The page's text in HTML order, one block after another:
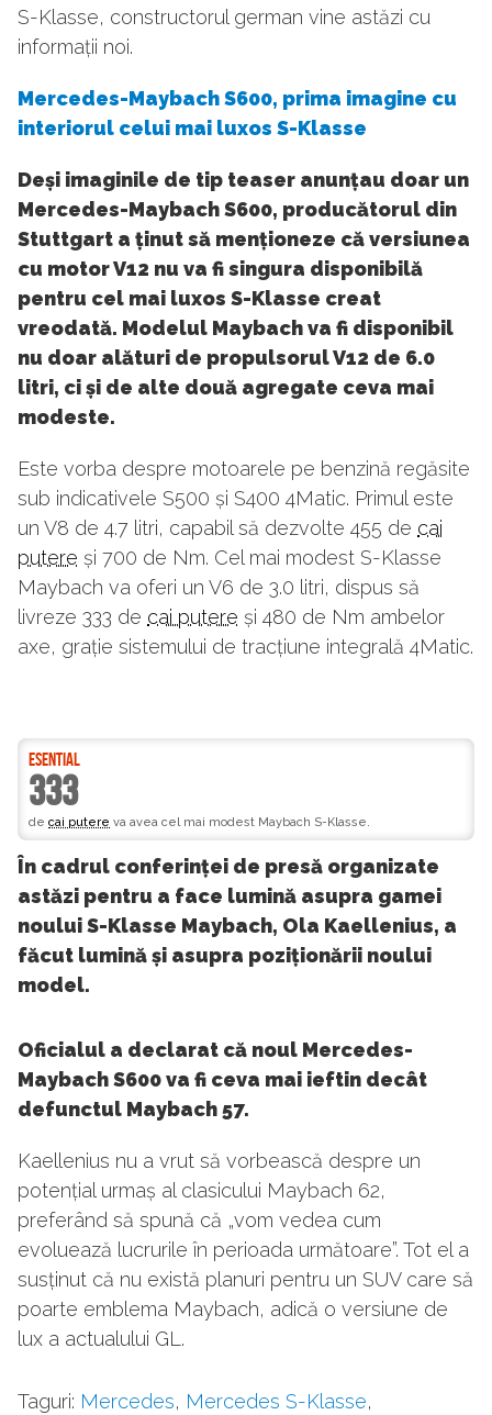
S-Klasse, constructorul german vine astăzi cu
informații noi.
Mercedes-Maybach S600, prima imagine cu
interiorul celui mai luxos S-Klasse
Deși imaginile de tip teaser anunțau doar un
Mercedes-Maybach S600, producătorul din
Stuttgart a ținut să menționeze că versiunea
cu motor V12 nu va fi singura disponibilă
pentru cel mai luxos S-Klasse creat
vreodată. Modelul Maybach va fi disponibil
nu doar alături de propulsorul V12 de 6.0
litri, ci și de alte două agregate ceva mai
modeste.
Este vorba despre motoarele pe benzină regăsite
sub indicativele S500 și S400 4Matic. Primul este
un V8 de 4.7 litri, capabil să dezvolte 455 de cai
putere și 700 de Nm. Cel mai modest S-Klasse
Maybach va oferi un V6 de 3.0 litri, dispus să
livreze 333 de cai putere și 480 de Nm ambelor
axe, grație sistemului de tracțiune integrală 4Matic.
ESENTIAL
333
de cai putere va avea cel mai modest Maybach S-Klasse.
În cadrul conferinței de presă organizate
astăzi pentru a face lumină asupra gamei
noului S-Klasse Maybach, Ola Kaellenius, a
făcut lumină și asupra poziționării noului
model.
Oficialul a declarat că noul Mercedes-
Maybach S600 va fi ceva mai ieftin decât
defunctul Maybach 57.
Kaellenius nu a vrut să vorbească despre un
potențial urmaș al clasicului Maybach 62,
preferând să spună că „vom vedea cum
evoluează lucrurile în perioada următoare”. Tot el a
susținut că nu există planuri pentru un SUV care să
poarte emblema Maybach, adică o versiune de
lux a actualului GL.
Taguri: Mercedes, Mercedes S-Klasse,